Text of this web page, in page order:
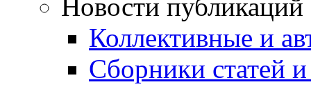
Новости публикаций
Коллективные и
Сборники статей